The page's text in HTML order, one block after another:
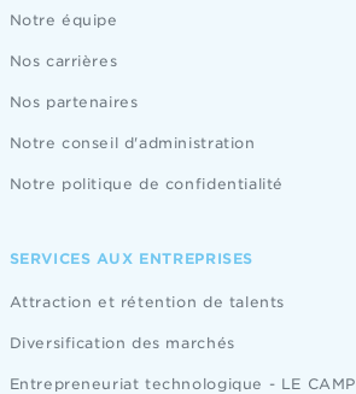
Notre équipe
Nos carrières
Nos partenaires
Notre conseil d'administration
Notre politique de confidentialité
SERVICES AUX ENTREPRISES
Attraction et rétention de talents
Diversification des marchés
Entrepreneuriat technologique - LE CAMP